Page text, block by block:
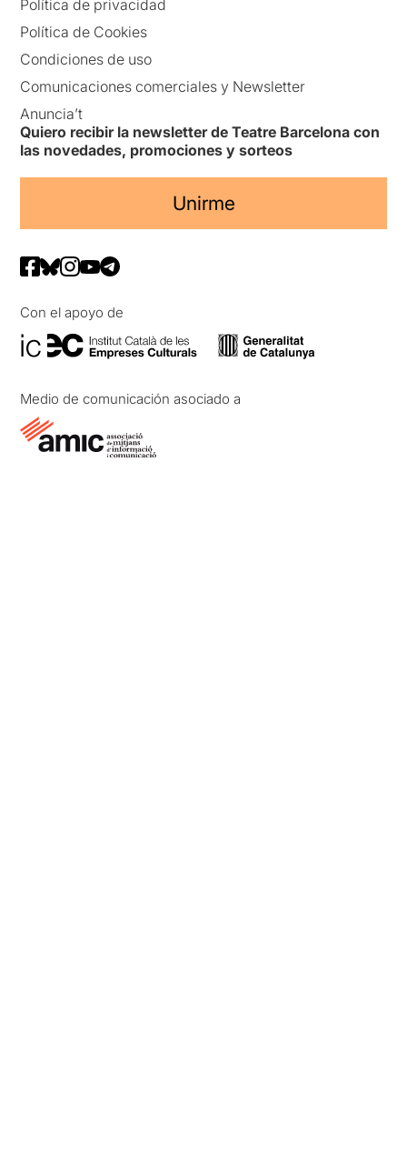
Política de privacidad
Política de Cookies
Condiciones de uso
Comunicaciones comerciales y Newsletter
Anuncia’t
Quiero recibir la newsletter de Teatre Barcelona con
las novedades, promociones y sorteos
Unirme
Con el apoyo de
Medio de comunicación asociado a